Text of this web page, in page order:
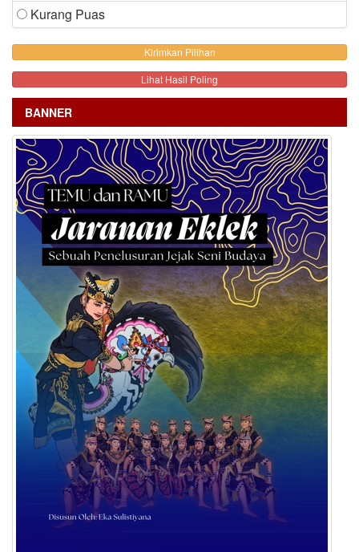
Kurang Puas
Lihat Hasil Poling
BANNER